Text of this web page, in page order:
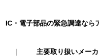
IC・電子部品の緊急調達なら
主要取り扱いメー